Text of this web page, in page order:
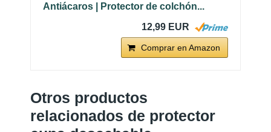
Antiácaros | Protector de colchón...
12,99 EUR
Comprar en Amazon
Otros productos
relacionados de protector